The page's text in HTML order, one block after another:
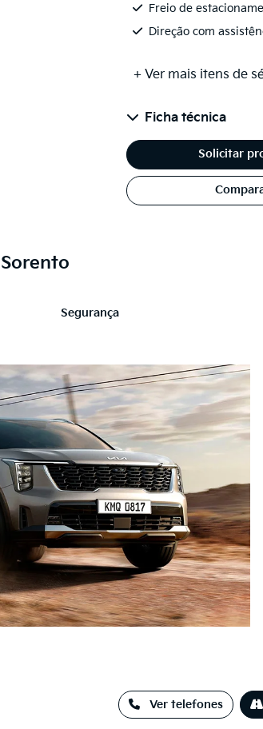
Freio de
Direção com
+ Ver mais itens de
Ficha técnica
Solicitar
Segurança
Ver telefones